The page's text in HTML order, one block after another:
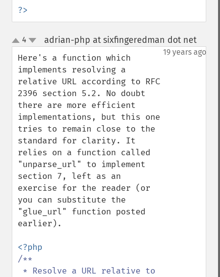
?>
up
down
4 adrian-php at sixfingeredman dot net¶
19 years ago
Here's a function which
implements resolving a
relative URL according to RFC
2396 section 5.2. No doubt
there are more efficient
implementations, but this one
tries to remain close to the
standard for clarity. It
relies on a function called
"unparse_url" to implement
section 7, left as an
exercise for the reader (or
you can substitute the
"glue_url" function posted
earlier).
/**